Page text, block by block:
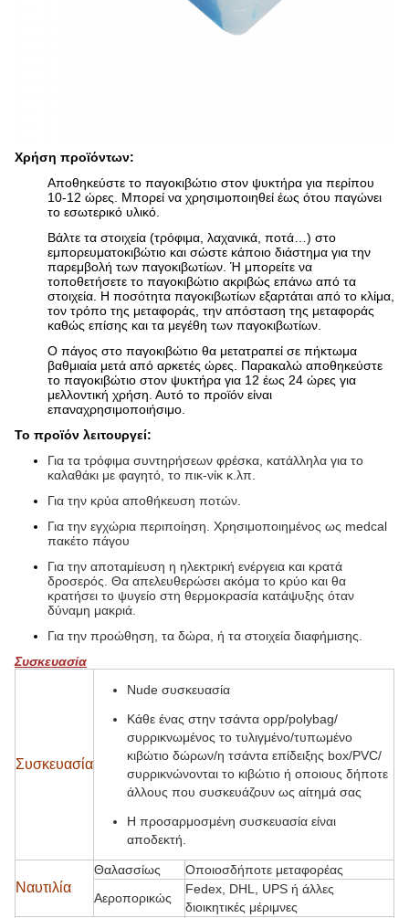
Χρήση προϊόντων:
Αποθηκεύστε το παγοκιβώτιο στον ψυκτήρα για περίπου
10-12 ώρες. Μπορεί να χρησιμοποιηθεί έως ότου παγώνει
το εσωτερικό υλικό.
Βάλτε τα στοιχεία (τρόφιμα, λαχανικά, ποτά…) στο
εμπορευματοκιβώτιο και σώστε κάποιο διάστημα για την
παρεμβολή των παγοκιβωτίων. Ή μπορείτε να
τοποθετήσετε το παγοκιβώτιο ακριβώς επάνω από τα
στοιχεία. Η ποσότητα παγοκιβωτίων εξαρτάται από το κλίμα,
τον τρόπο της μεταφοράς, την απόσταση της μεταφοράς
καθώς επίσης και τα μεγέθη των παγοκιβωτίων.
Ο πάγος στο παγοκιβώτιο θα μετατραπεί σε πήκτωμα
βαθμιαία μετά από αρκετές ώρες. Παρακαλώ αποθηκεύστε
το παγοκιβώτιο στον ψυκτήρα για 12 έως 24 ώρες για
μελλοντική χρήση. Αυτό το προϊόν είναι
επαναχρησιμοποιήσιμο.
Το προϊόν λειτουργεί:
Για τα τρόφιμα συντηρήσεων φρέσκα, κατάλληλα για το
καλαθάκι με φαγητό, το πικ-νίκ κ.λπ.
Για την κρύα αποθήκευση ποτών.
Για την εγχώρια περιποίηση. Χρησιμοποιημένος ως medcal
πακέτο πάγου
Για την αποταμίευση η ηλεκτρική ενέργεια και κρατά
δροσερός. Θα απελευθερώσει ακόμα το κρύο και θα
κρατήσει το ψυγείο στη θερμοκρασία κατάψυξης όταν
δύναμη μακριά.
Για την προώθηση, τα δώρα, ή τα στοιχεία διαφήμισης.
Συσκευασία
Συσκευασία
Nude συσκευασία
Κάθε ένας στην τσάντα opp/polybag/
συρρικνωμένος το τυλιγμένο/τυπωμένο
κιβώτιο δώρων/η τσάντα επίδειξης box/PVC/
συρρικνώνονται το κιβώτιο ή οποιους δήποτε
άλλους που συσκευάζουν ως αίτημά σας
Η προσαρμοσμένη συσκευασία είναι
αποδεκτή.
Ναυτιλία
Θαλασσίως
Οποιοσδήποτε μεταφορέας
Αεροπορικώς
Fedex, DHL, UPS ή άλλες
διοικητικές μέριμνες